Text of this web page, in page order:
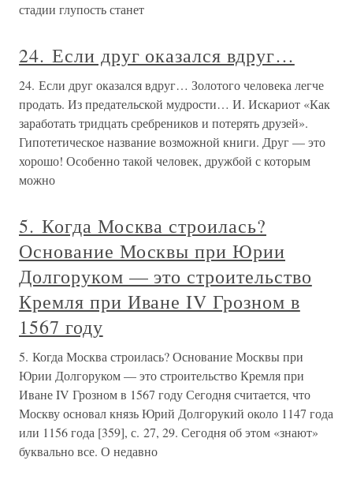
стадии глупость станет
24. Если друг оказался вдруг…
24. Если друг оказался вдруг… Золотого человека легче
продать. Из предательской мудрости… И. Искариот «Как
заработать тридцать сребреников и потерять друзей».
Гипотетическое название возможной книги. Друг — это
хорошо! Особенно такой человек, дружбой с которым
можно
5. Когда Москва строилась?
Основание Москвы при Юрии
Долгоруком — это строительство
Кремля при Иване IV Грозном в
1567 году
5. Когда Москва строилась? Основание Москвы при
Юрии Долгоруком — это строительство Кремля при
Иване IV Грозном в 1567 году Сегодня считается, что
Москву основал князь Юрий Долгорукий около 1147 года
или 1156 года [359], с. 27, 29. Сегодня об этом «знают»
буквально все. О недавно